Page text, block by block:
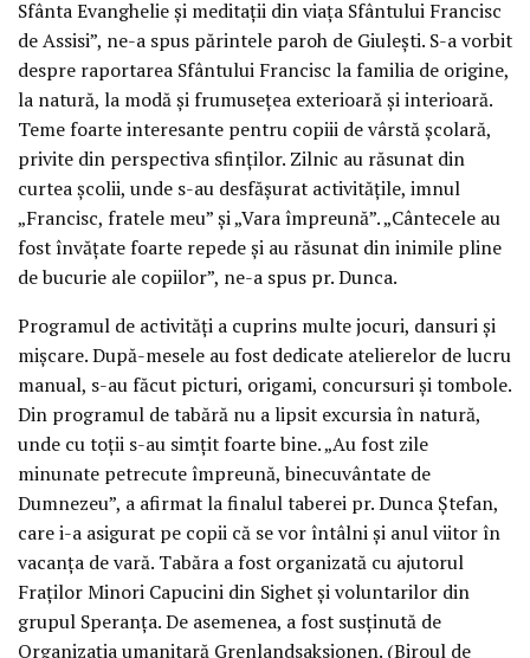
Sfânta Evanghelie și meditații din viața Sfântului Francisc
de Assisi”, ne-a spus părintele paroh de Giulești. S-a vorbit
despre raportarea Sfântului Francisc la familia de origine,
la natură, la modă și frumusețea exterioară și interioară.
Teme foarte interesante pentru copiii de vârstă școlară,
privite din perspectiva sfinților. Zilnic au răsunat din
curtea școlii, unde s-au desfășurat activitățile, imnul
„Francisc, fratele meu” și „Vara împreună”. „Cântecele au
fost învățate foarte repede și au răsunat din inimile pline
de bucurie ale copiilor”, ne-a spus pr. Dunca.
Programul de activități a cuprins multe jocuri, dansuri și
mișcare. După-mesele au fost dedicate atelierelor de lucru
manual, s-au făcut picturi, origami, concursuri și tombole.
Din programul de tabără nu a lipsit excursia în natură,
unde cu toții s-au simțit foarte bine. „Au fost zile
minunate petrecute împreună, binecuvântate de
Dumnezeu”, a afirmat la finalul taberei pr. Dunca Ștefan,
care i-a asigurat pe copii că se vor întâlni și anul viitor în
vacanța de vară. Tabăra a fost organizată cu ajutorul
Fraților Minori Capucini din Sighet și voluntarilor din
grupul Speranța. De asemenea, a fost susținută de
Organizația umanitară Grenlandsaksjonen. (Biroul de